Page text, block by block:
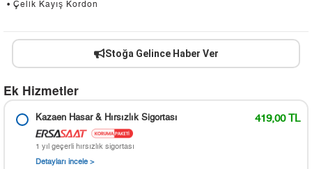
• Çelik Kayış Kordon
Stoğa Gelince Haber Ver
Ek Hizmetler
Kazaen Hasar & Hırsızlık Sigortası 419,00 TL
1 yıl geçerli hırsızlık sigortası
Detayları incele >